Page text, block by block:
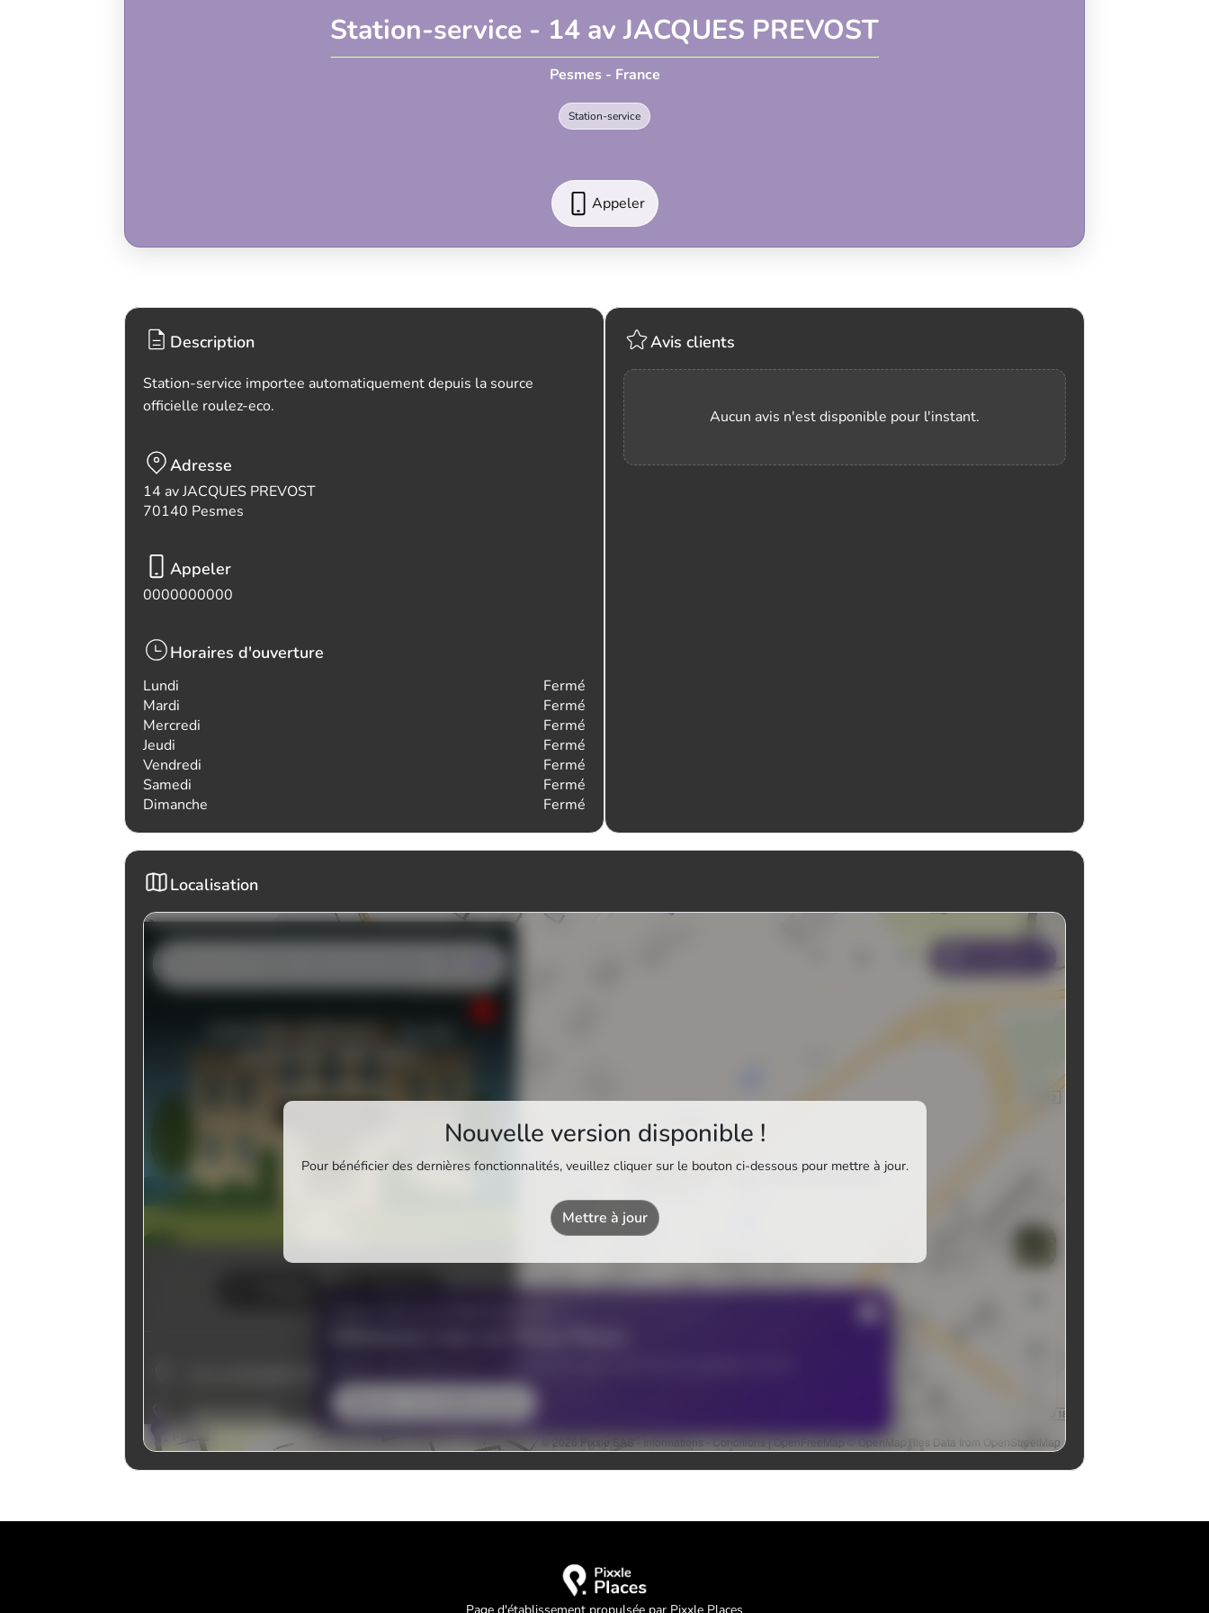
Station-service - 14 av JACQUES PREVOST
Pesmes - France
Station-service
Appeler
Description
Station-service importee automatiquement depuis la source
officielle roulez-eco.
Adresse
14 av JACQUES PREVOST
70140 Pesmes
Appeler
0000000000
Horaires d'ouverture
Lundi
Fermé
Mardi
Fermé
Mercredi
Fermé
Jeudi
Fermé
Vendredi
Fermé
Samedi
Fermé
Dimanche
Fermé
Avis clients
Aucun avis n'est disponible pour l'instant.
Localisation